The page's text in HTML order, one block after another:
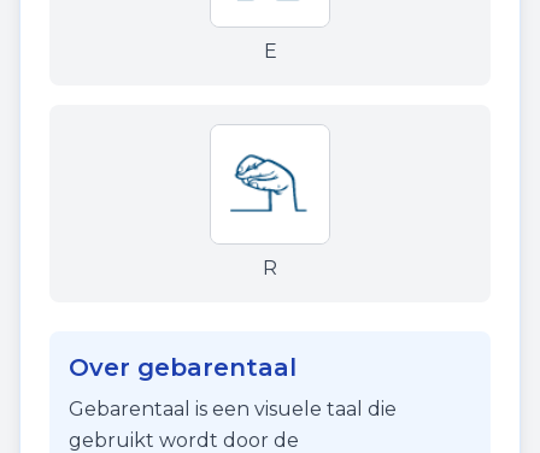
E
R
Over gebarentaal
Gebarentaal is een visuele taal die
gebruikt wordt door de